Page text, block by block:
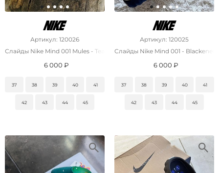
Артикул: 120026
Слайды Nike Mind 001 Mules - Team Red
6 000 ₽
37 38 39 40 41
42 43 44 45
Артикул: 120025
Слайды Nike Mind 001 - Blackened
6 000 ₽
37 38 39 40 41
42 43 44 45